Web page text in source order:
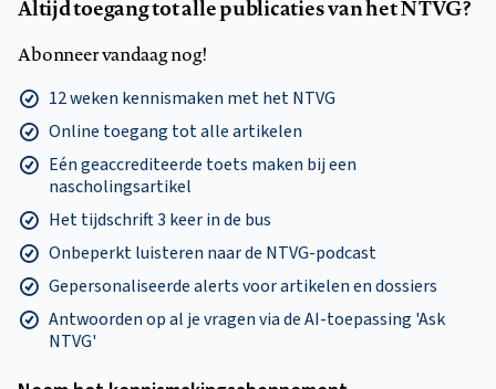
Altijd toegang tot alle publicaties van het NTVG?
Abonneer vandaag nog!
12 weken kennismaken met het NTVG
Online toegang tot alle artikelen
Eén geaccrediteerde toets maken bij een
nascholingsartikel
Het tijdschrift 3 keer in de bus
Onbeperkt luisteren naar de NTVG-podcast
Gepersonaliseerde alerts voor artikelen en dossiers
Antwoorden op al je vragen via de AI-toepassing 'Ask
NTVG'